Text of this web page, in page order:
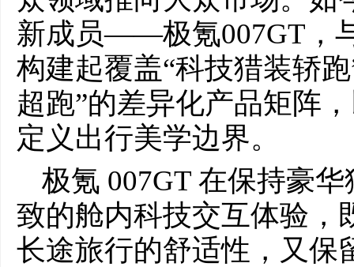
新成员——极氪007GT，
构建起覆盖“科技猎装轿
超跑”的差异化产品矩阵
定义出行美学边界。
极氪 007GT 在保持豪
致的舱内科技交互体验，
长途旅行的舒适性，又保